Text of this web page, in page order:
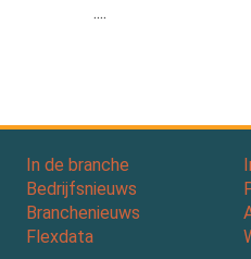
....
In de branche
Bedrijfsnieuws
Branchenieuws
Flexdata